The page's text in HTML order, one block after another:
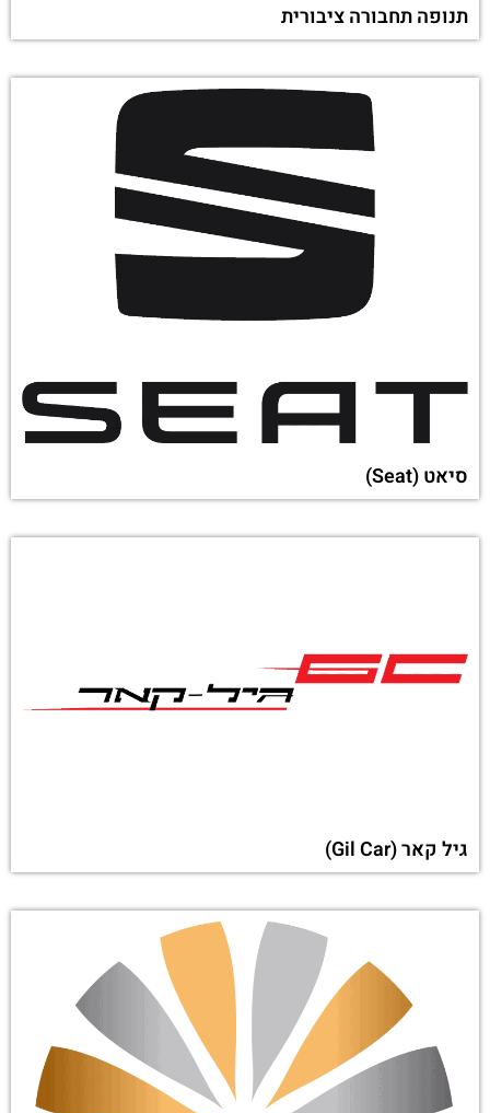
תנופה תחבורה ציבורית
סיאט (Seat)
גיל קאר (Gil Car)